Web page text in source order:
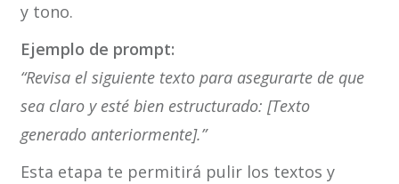
y tono.
Ejemplo de prompt:
“Revisa el siguiente texto para asegurarte de que
sea claro y esté bien estructurado: [Texto
generado anteriormente].”
Esta etapa te permitirá pulir los textos y